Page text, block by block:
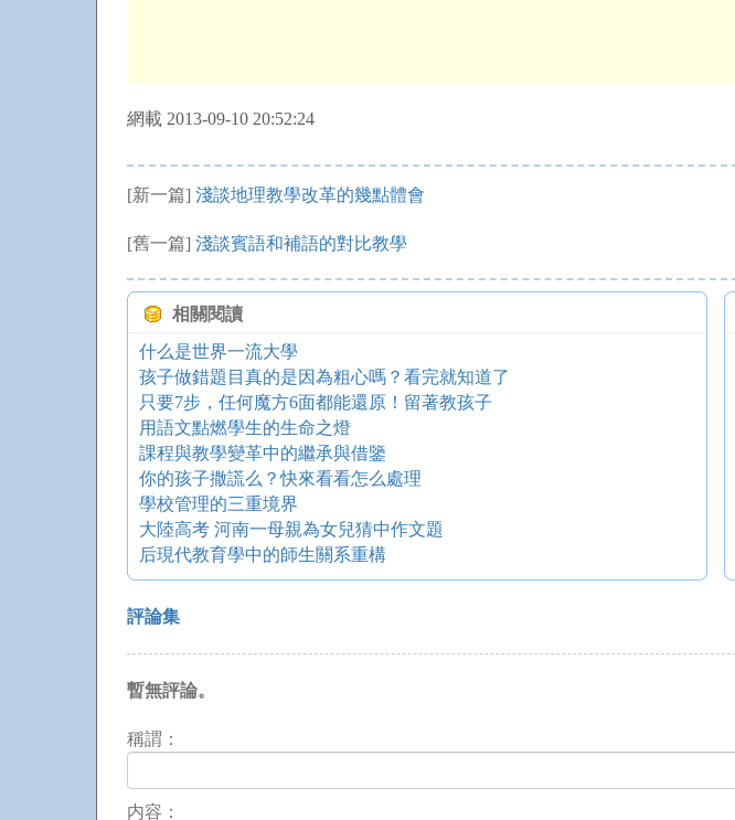
網載 2013-09-10 20:52:24
[新一篇] 淺談地理教學改革的幾點體會
[舊一篇] 淺談賓語和補語的對比教學
相關閱讀
什么是世界一流大學
孩子做錯題目真的是因為粗心嗎？看完就知道了
只要7步，任何魔方6面都能還原！留著教孩子
用語文點燃學生的生命之燈
課程與教學變革中的繼承與借鑒
你的孩子撒謊么？快來看看怎么處理
學校管理的三重境界
大陸高考 河南一母親為女兒猜中作文題
后現代教育學中的師生關系重構
評論集
暫無評論。
稱謂：
内容：